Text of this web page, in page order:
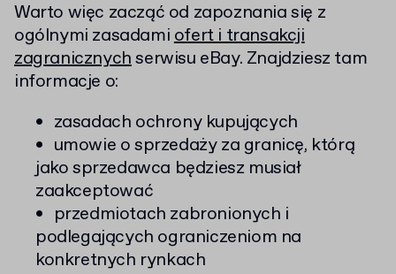
Warto więc zacząć od zapoznania się z
ogólnymi zasadamiofert i transakcji
zagranicznychserwisu eBay. Znajdziesz tam
informacje o:
zasadach ochrony kupujących
umowie o sprzedaży za granicę, którą
jako sprzedawca będziesz musiał
zaakceptować
przedmiotach zabronionych i
podlegających ograniczeniom na
konkretnych rynkach